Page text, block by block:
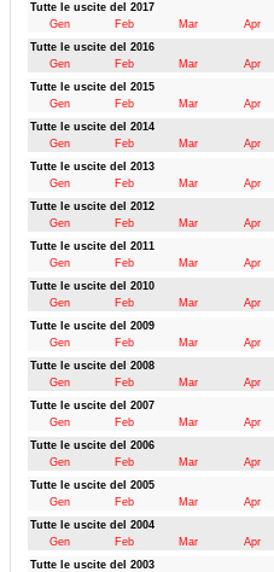
Tutte le uscite del 2017
Gen
Feb Mar Apr
Tutte le uscite del 2016
Gen
Feb Mar Apr
Tutte le uscite del 2015
Gen
Feb Mar Apr
Tutte le uscite del 2014
Gen
Feb Mar Apr
Tutte le uscite del 2013
Gen
Feb Mar Apr
Tutte le uscite del 2012
Gen
Feb Mar Apr
Tutte le uscite del 2011
Gen
Feb Mar Apr
Tutte le uscite del 2010
Gen
Feb Mar Apr
Tutte le uscite del 2009
Gen
Feb Mar Apr
Tutte le uscite del 2008
Gen
Feb Mar Apr
Tutte le uscite del 2007
Gen
Feb Mar Apr
Tutte le uscite del 2006
Gen
Feb Mar Apr
Tutte le uscite del 2005
Gen
Feb Mar Apr
Tutte le uscite del 2004
Gen
Feb Mar Apr
Tutte le uscite del 2003